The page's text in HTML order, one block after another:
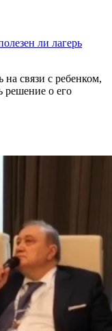
ли лагерь
связи с ребенком,
решение о его